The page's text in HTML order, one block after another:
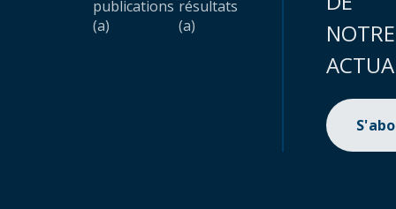
publications
(a)
résultats
(a)
NOTRE